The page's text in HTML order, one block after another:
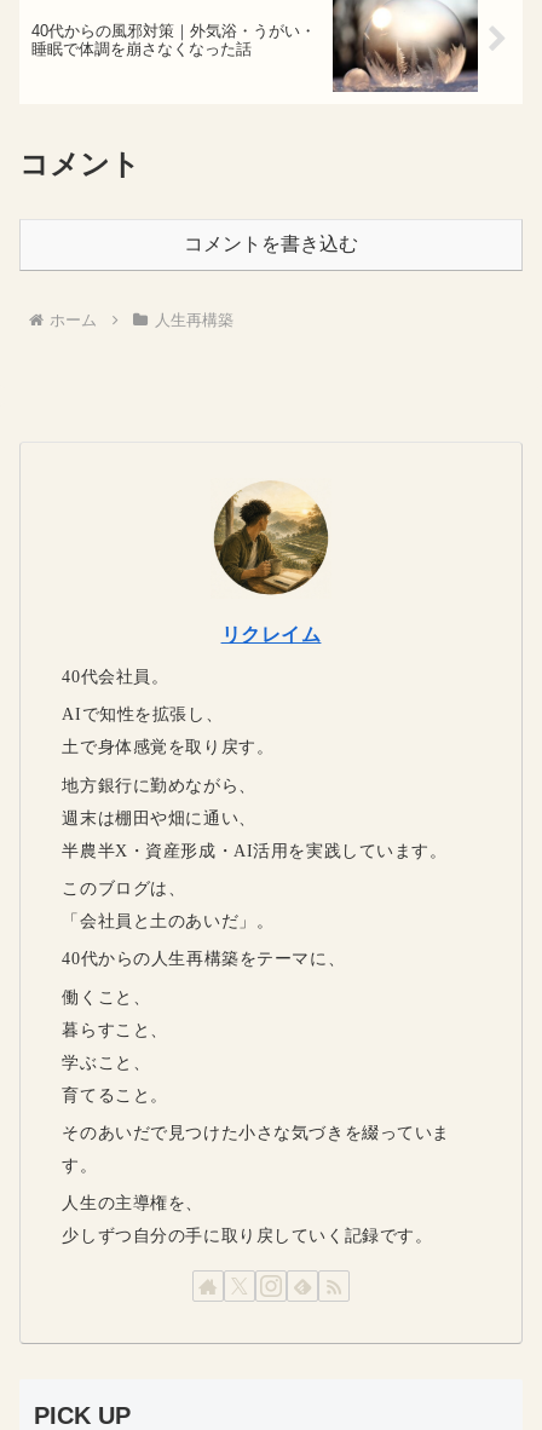
40代からの風邪対策｜外気浴・うがい・
睡眠で体調を崩さなくなった話
コメント
コメントを書き込む
ホーム 人生再構築
リクレイム
40代会社員。
AIで知性を拡張し、
土で身体感覚を取り戻す。
地方銀行に勤めながら、
週末は棚田や畑に通い、
半農半X・資産形成・AI活用を実践しています。
このブログは、
「会社員と土のあいだ」。
40代からの人生再構築をテーマに、
働くこと、
暮らすこと、
学ぶこと、
育てること。
そのあいだで見つけた小さな気づきを綴っていま
す。
人生の主導権を、
少しずつ自分の手に取り戻していく記録です。
PICK UP